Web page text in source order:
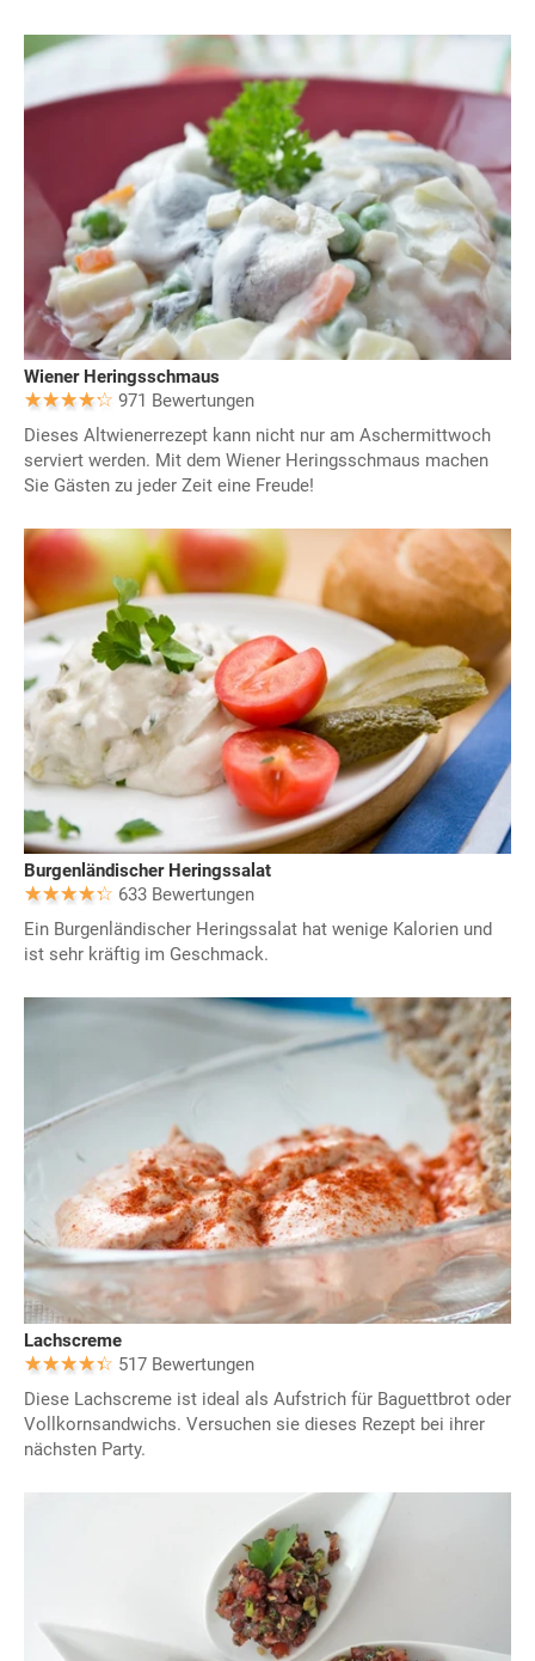
Wiener Heringsschmaus
971 Bewertungen
Dieses Altwienerrezept kann nicht nur am Aschermittwoch
serviert werden. Mit dem Wiener Heringsschmaus machen
Sie Gästen zu jeder Zeit eine Freude!
Burgenländischer Heringssalat
633 Bewertungen
Ein Burgenländischer Heringssalat hat wenige Kalorien und
ist sehr kräftig im Geschmack.
Lachscreme
517 Bewertungen
Diese Lachscreme ist ideal als Aufstrich für Baguettbrot oder
Vollkornsandwichs. Versuchen sie dieses Rezept bei ihrer
nächsten Party.